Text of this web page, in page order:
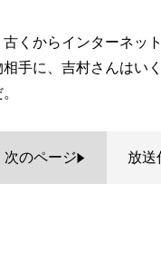
くからインターネッ
相手に、吉村さんはい
次のページ 放送